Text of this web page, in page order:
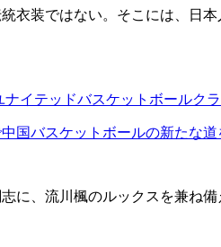
衣装ではない。そこには、日
イテッドバスケットボールク
国バスケットボールの新たな道
志に、流川楓のルックスを兼